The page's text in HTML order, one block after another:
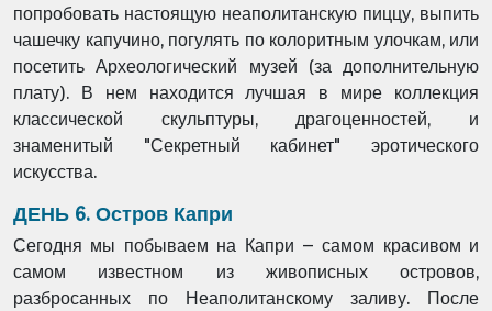
попробовать настоящую неаполитанскую пиццу, выпить
чашечку капучино, погулять по колоритным улочкам, или
посетитьАрхеологический музей (за дополнительную
плату). В нем находится лучшая в мире коллекция
классической скульптуры, драгоценностей, и
знаменитый "Секретный кабинет" эротического
искусства.
ДЕНЬ 6. Остров Капри
Сегодня мы побываем на Капри – самом красивом и
самом известном из живописных островов,
разбросанных по Неаполитанскому заливу. После